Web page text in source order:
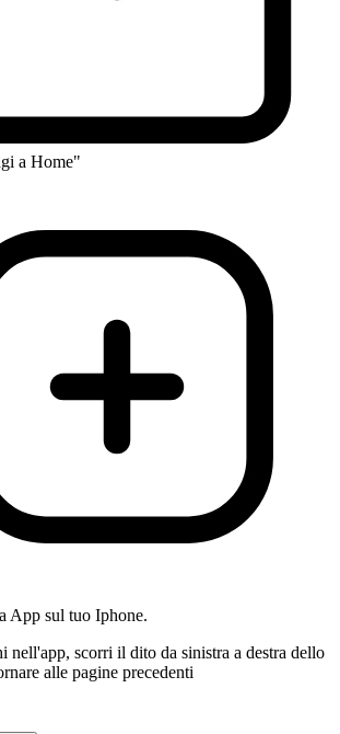
a Home"
App sul tuo Iphone.
nell'app, scorri il dito da sinistra a destra dello
alle pagine precedenti